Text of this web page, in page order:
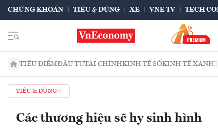
CHỨNG KHOÁN TIÊU & DÙNG XE VNE TV TECH
TIÊU ĐIỂMĐẦU TƯTÀI CHÍNHKINH TẾ SỐKINH TẾ XANH
TIÊU & DÙNG
Các thương hiệu sẽ hy sinh hình